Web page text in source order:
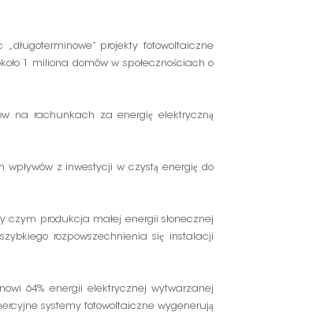
projekty fotowoltaiczne
1 miliona domów w społecznościach o
na rachunkach za energię elektryczną
wpływów z inwestycji w czystą energię do
czym produkcja małej energii słonecznej
rozpowszechnienia się instalacji
64% energii elektrycznej wytwarzanej
systemy fotowoltaiczne wygenerują